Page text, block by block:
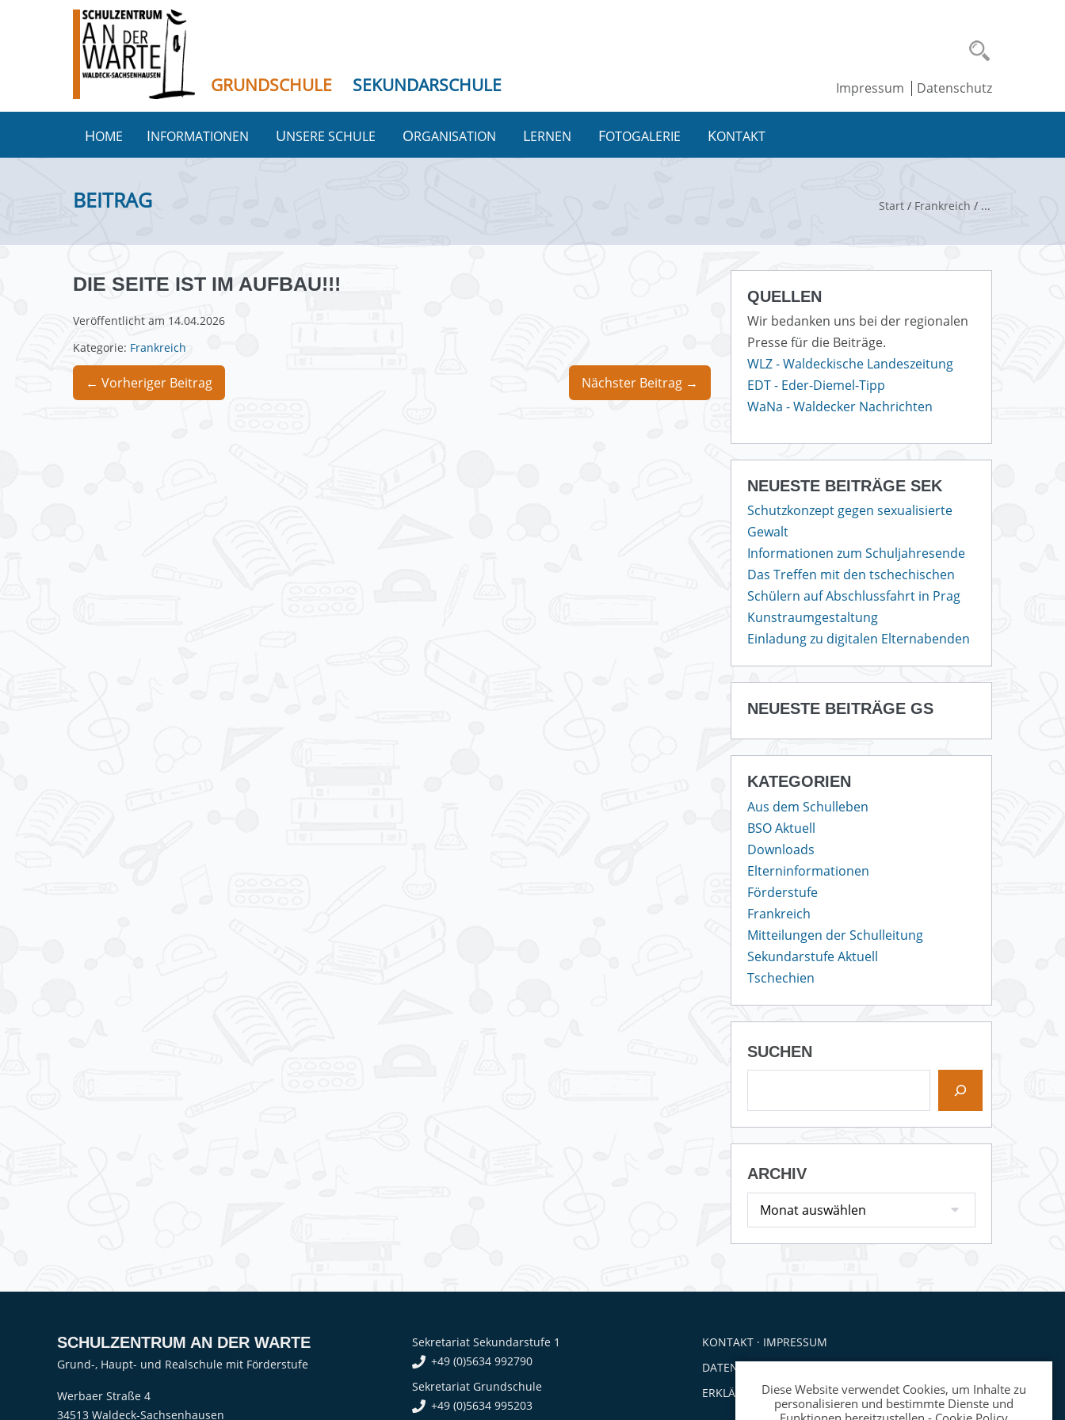
Diese Website verwendet Cookies, um Inhalte zu
personalisieren und bestimmte Dienste und
GRUNDSCHULE SEKUNDARSCHULE Impressum Datenschutz
HOME INFORMATIONEN UNSERE SCHULE ORGANISATION LERNEN FOTOGALERIE KONTAKT
Start / Frankreich /
DIE SEITE IST IM AUFBAU!!!
Veröffentlicht am 14.04.2026
Kategorie: Frankreich
Beitragsnavigation
← Vorheriger Beitrag Nächster Beitrag →
QUELLEN
Wir bedanken uns bei der regionalen
Presse für die Beiträge.
WLZ - Waldeckische Landeszeitung
EDT - Eder-Diemel-Tipp
WaNa - Waldecker Nachrichten
NEUESTE BEITRÄGE SEK
Schutzkonzept gegen sexualisierte
Gewalt
Informationen zum Schuljahresende
Das Treffen mit den tschechischen
Schülern auf Abschlussfahrt in Prag
Kunstraumgestaltung
Einladung zu digitalen Elternabenden
NEUESTE BEITRÄGE GS
KATEGORIEN
Aus dem Schulleben
BSO Aktuell
Downloads
Elterninformationen
Förderstufe
Frankreich
Mitteilungen der Schulleitung
Sekundarstufe Aktuell
Tschechien
SUCHEN
ARCHIV
SCHULZENTRUM AN DER WARTE
Grund-, Haupt- und Realschule mit Förderstufe
Werbaer Straße 4
34513 Waldeck-Sachsenhausen
Sekretariat Sekundarstufe 1
+49 (0)5634 992790
Sekretariat Grundschule
+49 (0)5634 995203
KONTAKT · IMPRESSUM
DATENSCHUTZ
ERKLÄRUNG ZUR BARRIEREFREIHEIT